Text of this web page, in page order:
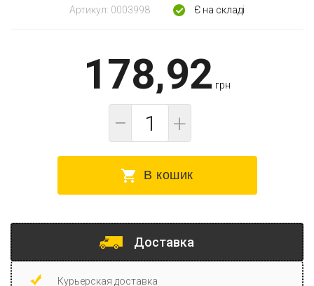
Артикул: 0003998 Є на складі
178,92 грн
− +
В кошик
Доставка
Курьерская доставка